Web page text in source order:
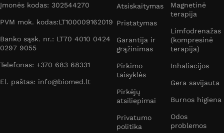
Įmonės kodas: 302544270
PVM mok. kodas:LT100009162019
Banko sąsk. nr.: LT70 4010 0424
0297 9055
Telefonas: +370 683 68331
El. paštas: info@biomed.lt
Atsiskaitymas
Pristatymas
Garantija ir
grąžinimas
Pirkimo
taisyklės
Pirkėjų
atsiliepimai
Privatumo
politika
Magnetinė
terapija
Limfodrenažas
(kompresinė
terapija)
Inhaliacijos
Gera savijauta
Burnos higiena
Odos
problemos